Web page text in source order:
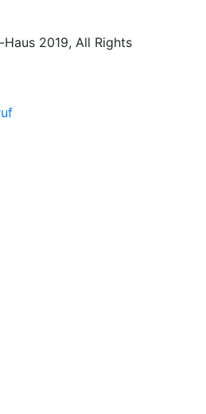
2019, All Rights